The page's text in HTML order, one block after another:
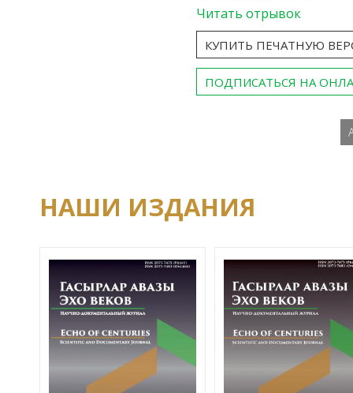
Читать отрывок
КУПИТЬ ПЕЧАТНУЮ
ПОДПИСАТЬСЯ НА
НАШИ ИЗДАНИЯ